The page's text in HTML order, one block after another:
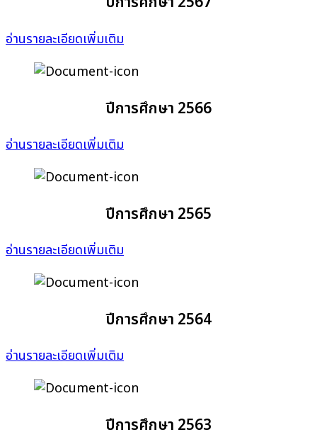
อ่านรายละเอียดเพิ่มเติม
ปีการศึกษา 2566
อ่านรายละเอียดเพิ่มเติม
ปีการศึกษา 2565
อ่านรายละเอียดเพิ่มเติม
ปีการศึกษา 2564
อ่านรายละเอียดเพิ่มเติม
ปีการศึกษา 2563